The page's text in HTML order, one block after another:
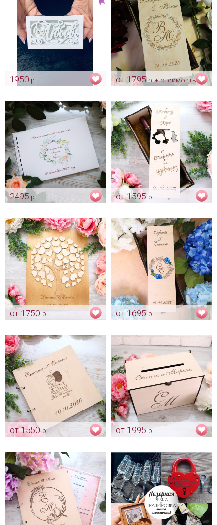
1950 р.
Арт: Indv_0049
от 1795р. + стоимость
каждый символ гравировки
Коробка для бутылки на
свадьбу по индивидуальным
размерам
Арт: indv_0023
2495 р.
Арт: indv_0016
от 1595 р.
moon and back"
Арт: shtu_0208
от 1750р.
Арт: alb_0150
от 1695 р.
анемоны"
Арт: shtu_0211
от 1550р.
свадьбы
Арт: indv_0004
от 1995 р.
Арт: indv_0005